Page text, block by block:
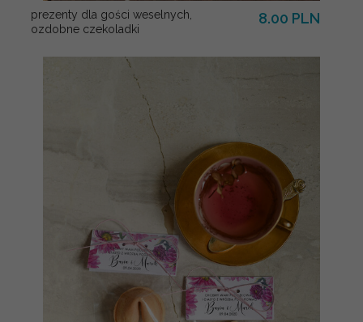
prezenty dla gości weselnych,
ozdobne czekoladki
8.00 PLN